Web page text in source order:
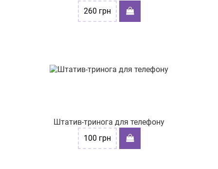
260 грн
Штатив-тринога для телефону
100 грн